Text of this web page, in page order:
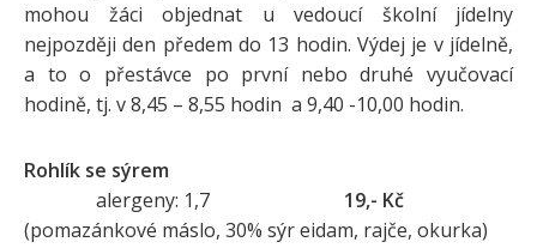
mohou žáci objednat u vedoucí školní jídelny
nejpozději den předem do 13 hodin. Výdej je v jídelně,
a to o přestávce po první nebo druhé vyučovací
hodině, tj. v 8,45 – 8,55 hodin a 9,40 -10,00 hodin.
Rohlík se sýrem
alergeny: 1,7 19,- Kč
(pomazánkové máslo, 30% sýr eidam, rajče, okurka)